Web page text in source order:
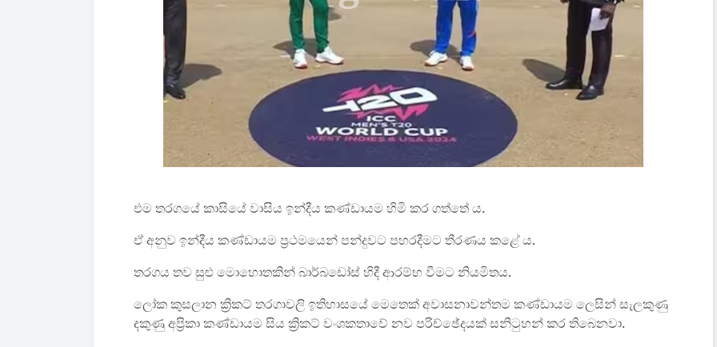
එම තරගයේ කාසියේ වාසිය ඉන්දීය කණ්ඩායම හිමි කර ගත්තේ ය.
ඒ අනුව ඉන්දීය කණ්ඩායම ප්‍රථමයෙන් පන්දුවට පහරදීමට තීරණය කළේ ය.
තරගය තව සුළු මොහොතකින් බාර්බඩෝස් හිදී ආරම්භ වීමට නියමිතය.
ලෝක කුසලාන ක්‍රිකට් තරගාවලි ඉතිහාසයේ මෙතෙක් අවාසනාවන්තම කණ්ඩායම ලෙසින් සැලකුණු
දකුණු අප්‍රිකා කණ්ඩායම සිය ක්‍රිකට් වංශකතාවේ නව පරිච්ඡේදයක් සනිටුහන් කර තිබෙනවා.